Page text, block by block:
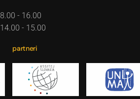
8.00 - 16.00
14.00 - 15.00
partneri